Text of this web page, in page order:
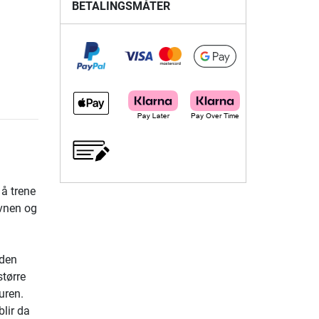
trene
og
da
BETALINGSMÅTER